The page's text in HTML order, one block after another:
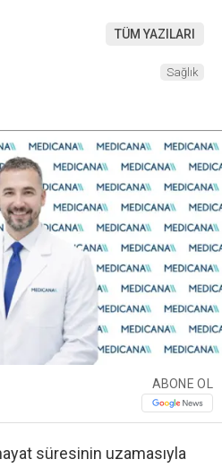
TÜM YAZILARI
Sağlık
ABONE OL
süresinin uzamasıyla